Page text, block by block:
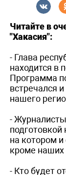
Читайте в
"Хакасия":
- Глава
находится в
Программа
встречался
нашего
-
на котором
кроме наших
- Кто будет